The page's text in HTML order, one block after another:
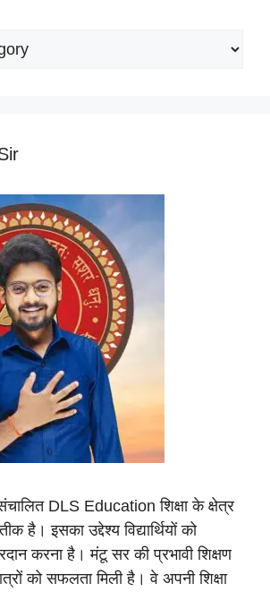
DLS Education शिक्षा के क्षेत्र
है। इसका उद्देश्य विद्यार्थियों को
करना है। मंटू सर की प्रभावी शिक्षण
को सफलता मिली है। वे अपनी शिक्षा